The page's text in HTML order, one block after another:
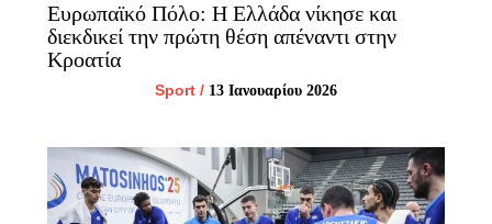
Ευρωπαϊκό Πόλο: Η Ελλάδα νίκησε και
διεκδικεί την πρώτη θέση απέναντι στην
Κροατία
Sport / 13 Ιανουαρίου 2026